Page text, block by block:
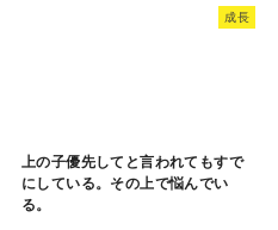
成長
上の子優先してと言われてもすで
にしている。その上で悩んでい
る。